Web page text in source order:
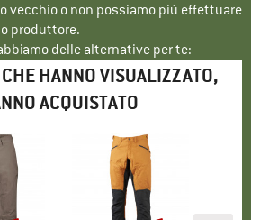
vecchio o non possiamo più effettuare
produttore.
delle alternative per te:
HANNO VISUALIZZATO,
ACQUISTATO